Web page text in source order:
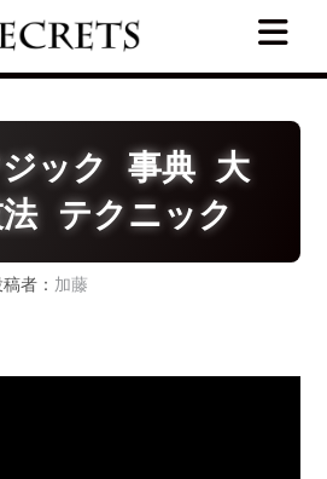
ジック 事典 大
テクニック
者： 加藤